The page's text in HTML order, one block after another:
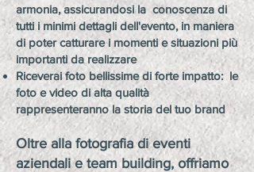
armonia, assicurandosi la conoscenza di
tutti i minimi dettagli dell'evento, in maniera
di poter catturare i momenti e situazioni più
importanti da realizzare
Riceverai foto bellissime di forte impatto: le
foto e video di alta qualità
rappresenteranno la storia del tuo brand
Oltre alla fotografia di eventi
aziendali e team building, offriamo